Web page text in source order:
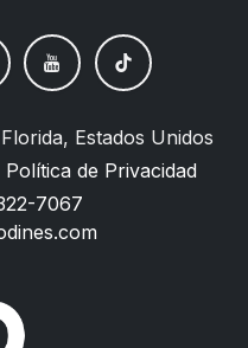
Estados Unidos
Política de Privacidad
7067